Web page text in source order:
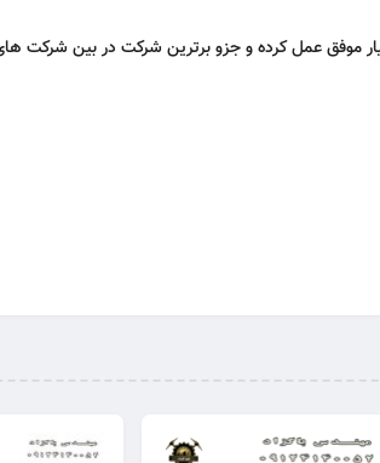
موفق عمل کرده و جزو برترین شرکت در بین شرکت